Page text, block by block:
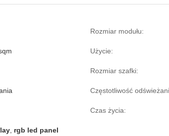
Rozmiar modułu:
Użycie:
Rozmiar szafki:
Częstotliwość
Czas życia:
rgb led panel